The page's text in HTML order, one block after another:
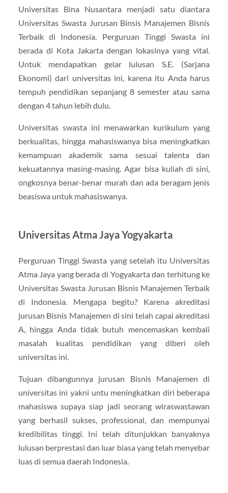
Universitas Bina Nusantara menjadi satu diantara
Universitas Swasta Jurusan Binsis Manajemen Bisnis
Terbaik di Indonesia. Perguruan Tinggi Swasta ini
berada di Kota Jakarta dengan lokasinya yang vital.
Untuk mendapatkan gelar lulusan S.E. (Sarjana
Ekonomi) dari universitas ini, karena itu Anda harus
tempuh pendidikan sepanjang 8 semester atau sama
dengan 4 tahun lebih dulu.
Universitas swasta ini menawarkan kurikulum yang
berkualitas, hingga mahasiswanya bisa meningkatkan
kemampuan akademik sama sesuai talenta dan
kekuatannya masing-masing. Agar bisa kuliah di sini,
ongkosnya benar-benar murah dan ada beragam jenis
beasiswa untuk mahasiswanya.
Universitas Atma Jaya Yogyakarta
Perguruan Tinggi Swasta yang setelah itu Universitas
Atma Jaya yang berada di Yogyakarta dan terhitung ke
Universitas Swasta Jurusan Bisnis Manajemen Terbaik
di Indonesia. Mengapa begitu? Karena akreditasi
jurusan Bisnis Manajemen di sini telah capai akreditasi
A, hingga Anda tidak butuh mencemaskan kembali
masalah kualitas pendidikan yang diberi oleh
universitas ini.
Tujuan dibangunnya jurusan Bisnis Manajemen di
universitas ini yakni untu meningkatkan diri beberapa
mahasiswa supaya siap jadi seorang wiraswastawan
yang berhasil sukses, professional, dan mempunyai
kredibilitas tinggi. Ini telah ditunjukkan banyaknya
lulusan berprestasi dan luar biasa yang telah menyebar
luas di semua daerah Indonesia.